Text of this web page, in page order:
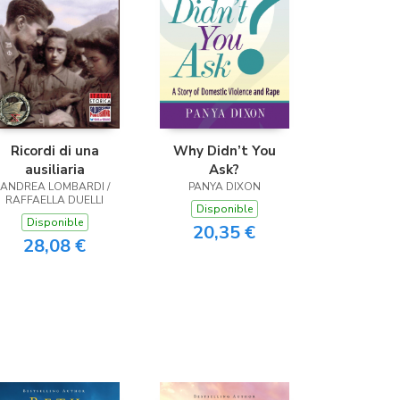
Ricordi di una
ausiliaria
ANDREA LOMBARDI /
RAFFAELLA DUELLI
Disponible
28,08 €
Why Didn’t You
Ask?
PANYA DIXON
Disponible
20,35 €